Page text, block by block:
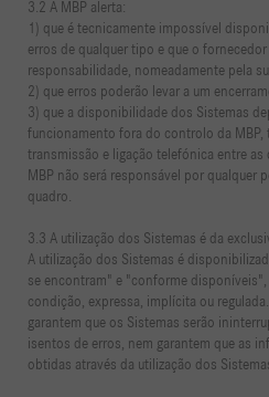
3.2 A MBP alerta:
1) que é tecnicamente impossível
erros de qualquer tipo e que o
responsabilidade, nomeadamente pela
2) que erros poderão levar a um
3) que a disponibilidade dos Sistemas
funcionamento fora do controlo da MBP,
transmissão e ligação telefónica entre as
MBP não será responsável por qualquer
quadro.
3.3 A utilização dos Sistemas é da
A utilização dos Sistemas é
se encontram" e "conforme disponíveis",
condição, expressa, implícita ou
garantem que os Sistemas serão
isentos de erros, nem garantem que as
obtidas através da utilização dos